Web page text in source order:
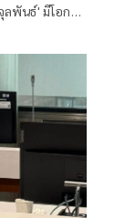
พันธ์' มีโอกาส